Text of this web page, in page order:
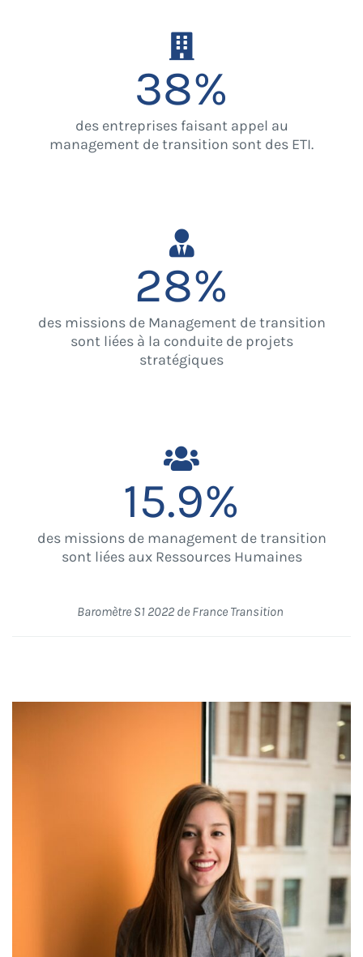
38%
des entreprises faisant appel au
management de transition sont des ETI.
28%
des missions de Management de transition
sont liées à la conduite de projets
stratégiques
15.9%
des missions de management de transition
sont liées aux Ressources Humaines
Baromètre S1 2022 de France Transition